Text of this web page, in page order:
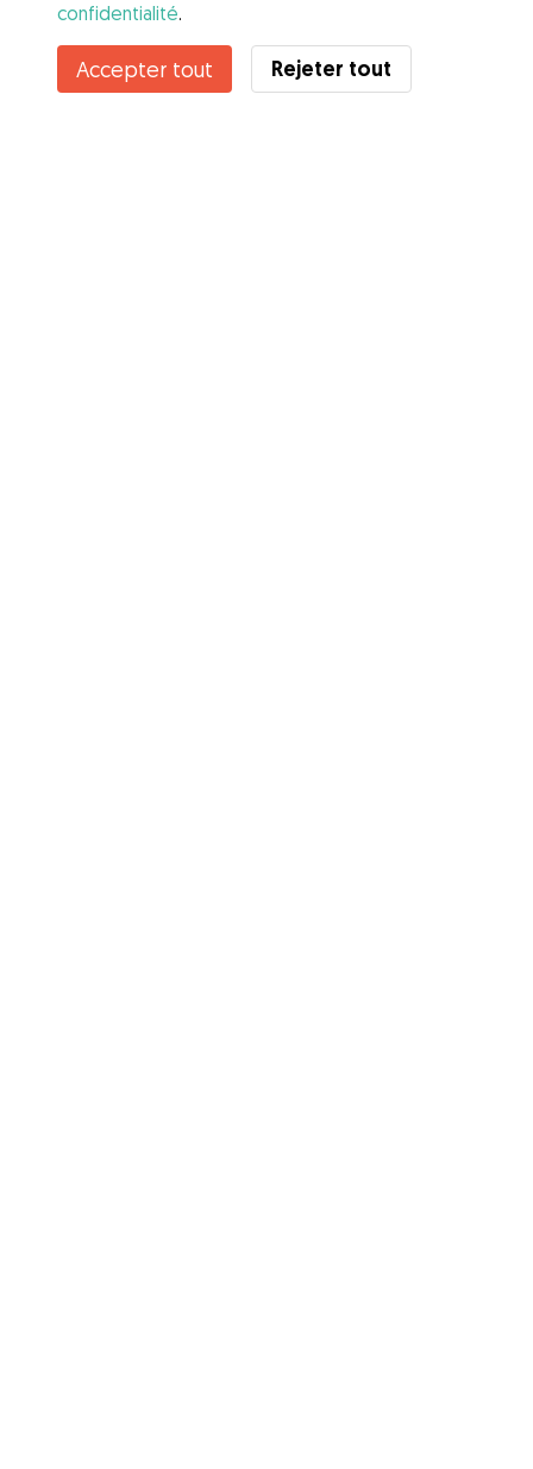
Contacter Angélina
Connaissez-vous les avantages de Gudog ? Voir plus
confidentialité.
Accepter tout Rejeter tout